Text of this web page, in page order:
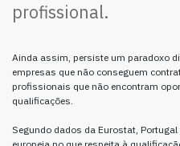
profissional.
Ainda assim, persiste um paradoxo
empresas que não conseguem
profissionais que não encontram
qualificações.
Segundo dados da Eurostat,